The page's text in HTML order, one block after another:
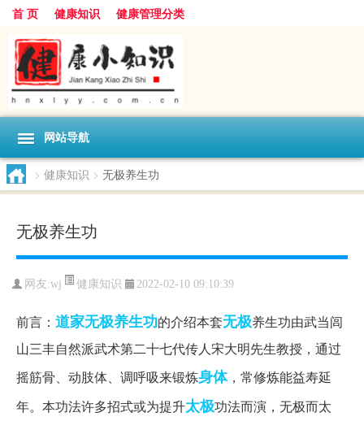
首 页 健康知识 健康管理分类
网站导航
> 健康知识 > 无极养生功
无极养生功
网友:wj 健康知识 2022-02-10 09:10:39
前言： 道家无极养生功的介绍本套无极养生功由武当闾
山三丰自然派武术第二十七代传人宋大明先生教授，通过
摇筋骨、动肢体、调呼吸来锻炼身体，常修炼能益寿延
年。本功法许多招式或为提升太极功法而演，无极而太